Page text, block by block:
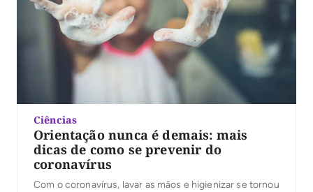
Ciências
Orientação nunca é demais: mais
dicas de como se prevenir do
coronavírus
Com o coronavírus, lavar as mãos e higienizar se tornou